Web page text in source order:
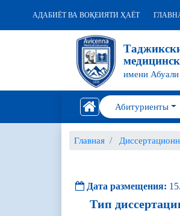
АДАБИЁТ ВА ВОҚЕИЯТИ ҲАЁТ
имени
Абитуриенты
Главная
Дата размещения:
Тип